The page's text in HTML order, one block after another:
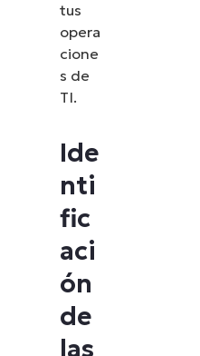
tus
opera
cione
s de
TI.
Ide
nti
fic
aci
ón
de
las